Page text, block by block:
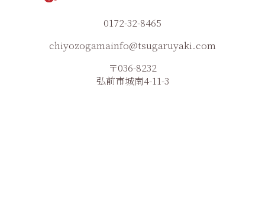
0172-32-8465
chiyozogamainfo@tsugaruyaki.com
〒036-8232
弘前市城南4-11-3